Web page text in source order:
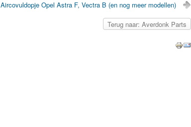
Aircovuldopje Opel Astra F, Vectra B (en nog meer modellen)
Terug naar: Averdonk Parts